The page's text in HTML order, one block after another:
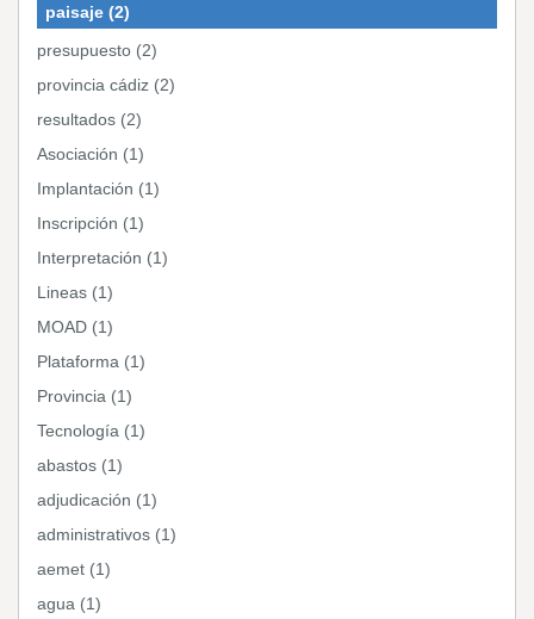
paisaje (2)
presupuesto (2)
provincia cádiz (2)
resultados (2)
Asociación (1)
Implantación (1)
Inscripción (1)
Interpretación (1)
Lineas (1)
MOAD (1)
Plataforma (1)
Provincia (1)
Tecnología (1)
abastos (1)
adjudicación (1)
administrativos (1)
aemet (1)
agua (1)